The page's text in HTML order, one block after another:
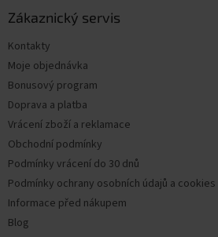
Zákaznický servis
Kontakty
Moje objednávka
Bonusový program
Doprava a platba
Vrácení zboží a reklamace
Obchodní podmínky
Podmínky vrácení do 30 dnů
Podmínky ochrany osobních údajů a cookies
Informace před nákupem
Blog